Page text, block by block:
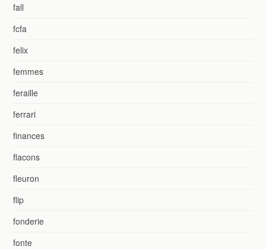
fall
fcfa
felix
femmes
feraille
ferrari
finances
flacons
fleuron
flip
fonderie
fonte